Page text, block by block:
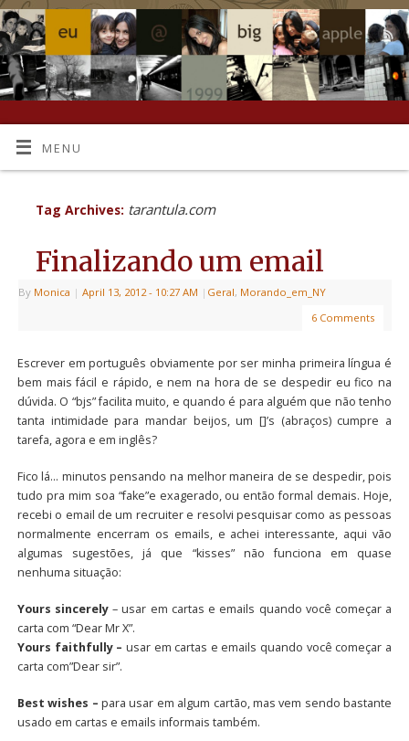
MENU
Tag Archives: tarantula.com
Finalizando um email
By Monica | April 13, 2012 - 10:27 AM | Geral, Morando_em_NY
6 Comments
Escrever em português obviamente por ser minha primeira língua é
bem mais fácil e rápido, e nem na hora de se despedir eu fico na
dúvida. O “bjs” facilita muito, e quando é para alguém que não tenho
tanta intimidade para mandar beijos, um []’s (abraços) cumpre a
tarefa, agora e em inglês?
Fico lá… minutos pensando na melhor maneira de se despedir, pois
tudo pra mim soa “fake”e exagerado, ou então formal demais. Hoje,
recebi o email de um recruiter e resolvi pesquisar como as pessoas
normalmente encerram os emails, e achei interessante, aqui vão
algumas sugestões, já que “kisses” não funciona em quase
nenhuma situação:
Yours sincerely – usar em cartas e emails quando você começar a
carta com “Dear Mr X”.
Yours faithfully – usar em cartas e emails quando você começar a
carta com”Dear sir”.
Best wishes – para usar em algum cartão, mas vem sendo bastante
usado em cartas e emails informais também.